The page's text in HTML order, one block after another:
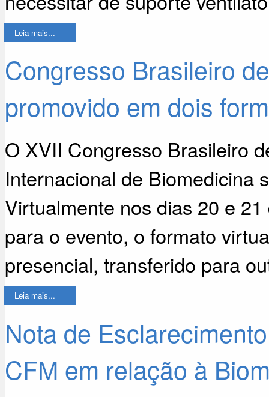
Leia mais...
Congresso Brasileiro
promovido em dois
O XVII Congresso Brasileiro
Internacional de Biomedicina
Virtualmente nos dias 20 e
para o evento, o formato
presencial, transferido para
Leia mais...
Nota de
CFM em relação à